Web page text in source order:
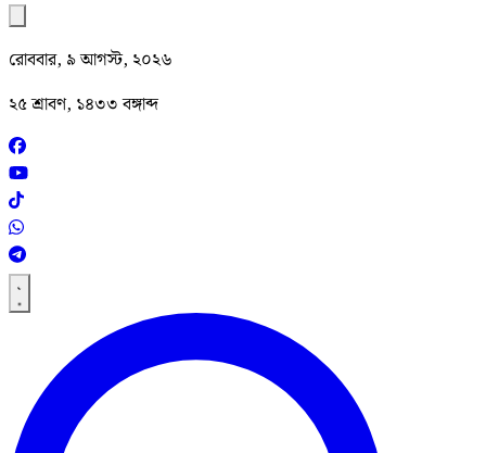
রোববার, ৯ আগস্ট, ২০২৬
২৫ শ্রাবণ, ১৪৩৩ বঙ্গাব্দ